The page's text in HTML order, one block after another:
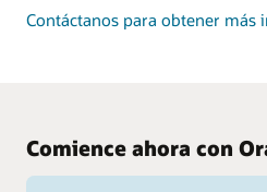
Contáctanos para obtener más
Comience ahora con